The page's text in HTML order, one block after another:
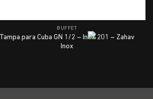
BUFFET
Tampa para Cuba GN 1/2 – Inox 201 – Zahav
Inox